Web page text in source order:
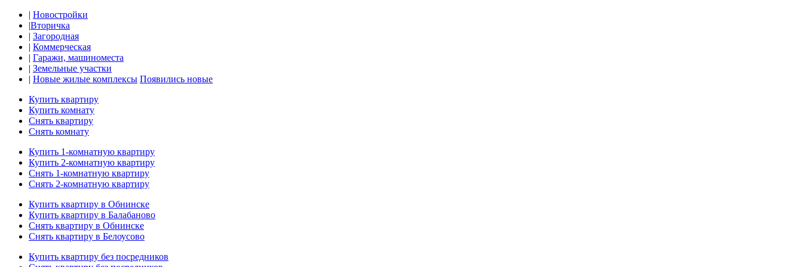
| Новостройки
|Вторичка
| Загородная
| Коммерческая
| Гаражи, машиноместа
| Земельные участки
| Новые жилые комплексы Появились новые
Купить квартиру
Купить комнату
Снять квартиру
Снять комнату
Купить 1-комнатную квартиру
Купить 2-комнатную квартиру
Снять 1-комнатную квартиру
Снять 2-комнатную квартиру
Купить квартиру в Обнинске
Купить квартиру в Балабаново
Снять квартиру в Обнинске
Снять квартиру в Белоусово
Купить квартиру без посредников